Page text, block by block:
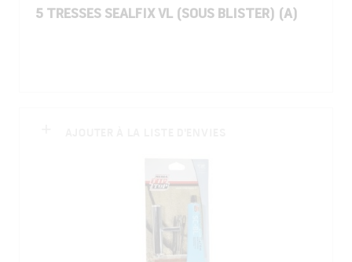
5 TRESSES SEALFIX VL (SOUS BLISTER) (A)